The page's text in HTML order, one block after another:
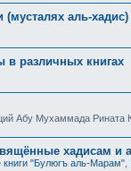
(мусталях аль-хадис)
в различных книгах
Абу Мухаммада Рината
хадисам и
книги "Булюгъ аль-Марам",